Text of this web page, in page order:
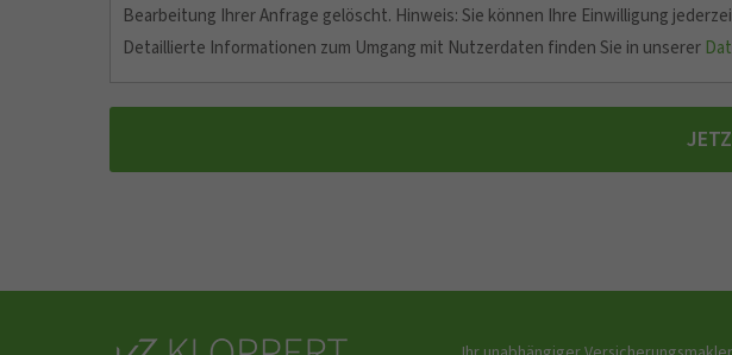
Bearbeitung Ihrer Anfrage gelöscht. Hinweis: Sie können Ihre Einwilligung
Detaillierte Informationen zum Umgang mit Nutzerdaten finden Sie in unserer